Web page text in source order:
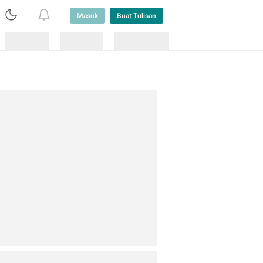
Masuk Buat Tulisan